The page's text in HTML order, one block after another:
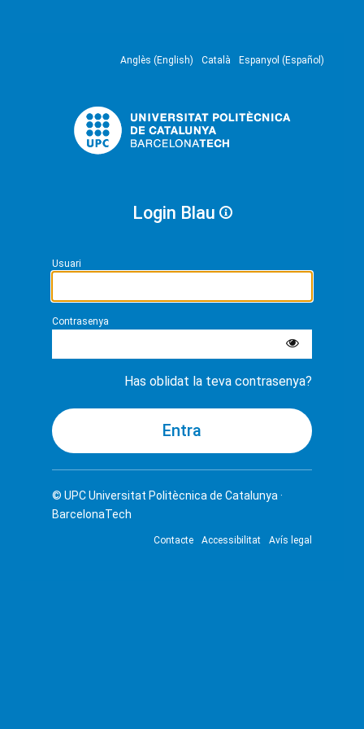
Anglès (English) Català Espanyol (Español)
Login Blau
Usuari
Contrasenya
Has oblidat la teva contrasenya?
© UPCUniversitat Politècnica de Catalunya ·
BarcelonaTech
Contacte Accessibilitat Avís legal